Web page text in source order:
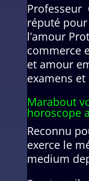
Professeur
réputé
l’amour
commerce
et amour
examens
Marabout
horoscope
Reconnu
exerce le
medium